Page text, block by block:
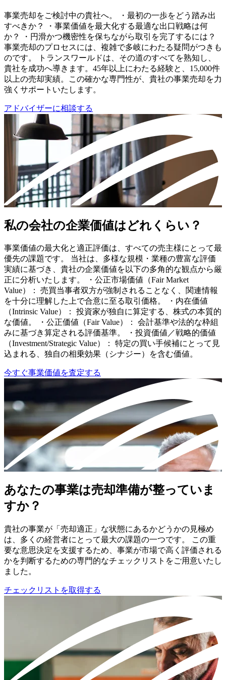
事業売却をご検討中の貴社へ。 ・最初の一歩をどう踏み出
すべきか？ ・事業価値を最大化する最適な出口戦略は何
か？ ・円滑かつ機密性を保ちながら取引を完了するには？
事業売却のプロセスには、複雑で多岐にわたる疑問がつきも
のです。 トランスワールドは、その道のすべてを熟知し、
貴社を成功へ導きます。45年以上にわたる経験と、15,000件
以上の売却実績。この確かな専門性が、貴社の事業売却を力
強くサポートいたします。
アドバイザーに相談する
私の会社の企業価値はどれくらい？
事業価値の最大化と適正評価は、すべての売主様にとって最
優先の課題です。 当社は、多様な規模・業種の豊富な評価
実績に基づき、貴社の企業価値を以下の多角的な観点から厳
正に分析いたします。 ・公正市場価値（Fair Market
Value）： 売買当事者双方が強制されることなく、関連情報
を十分に理解した上で合意に至る取引価格。 ・内在価値
（Intrinsic Value）： 投資家が独自に算定する、株式の本質的
な価値。 ・公正価値（Fair Value）： 会計基準や法的な枠組
みに基づき算定される評価基準。 ・投資価値／戦略的価値
（Investment/Strategic Value）： 特定の買い手候補にとって見
込まれる、独自の相乗効果（シナジー）を含む価値。
今すぐ事業価値を査定する
あなたの事業は売却準備が整っていま
すか？
貴社の事業が「売却適正」な状態にあるかどうかの見極め
は、多くの経営者にとって最大の課題の一つです。 この重
要な意思決定を支援するため、事業が市場で高く評価される
かを判断するための専門的なチェックリストをご用意いたし
ました。
チェックリストを取得する